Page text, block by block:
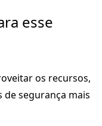
esse
os recursos,
de segurança mais